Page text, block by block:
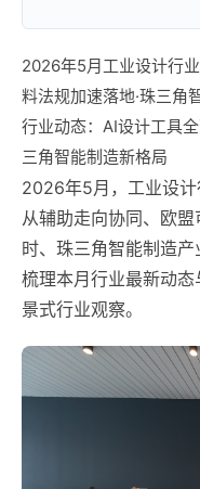
2026年5月工业设计行
料法规加速落地·珠三角
行业动态：AI设计工具
三角智能制造新格局
2026年5月，工业设
从辅助走向协同、欧
时、珠三角智能制造
梳理本月行业最新动
景式行业观察。